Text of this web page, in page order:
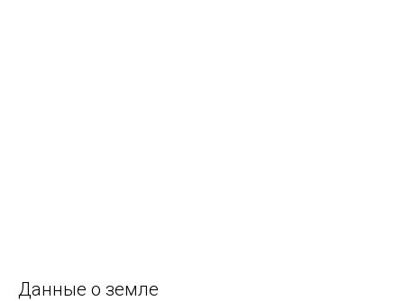
Данные о земле